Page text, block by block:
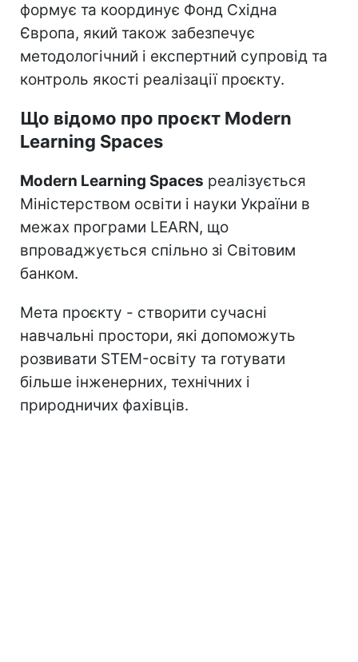
формує та координує Фонд Східна
Європа, який також забезпечує
методологічний і експертний супровід та
контроль якості реалізації проєкту.
Що відомо про проєкт Modern
Learning Spaces
Modern Learning Spaces реалізується
Міністерством освіти і науки України в
межах програми LEARN, що
впроваджується спільно зі Світовим
банком.
Мета проєкту - створити сучасні
навчальні простори, які допоможуть
розвивати STEM-освіту та готувати
більше інженерних, технічних і
природничих фахівців.